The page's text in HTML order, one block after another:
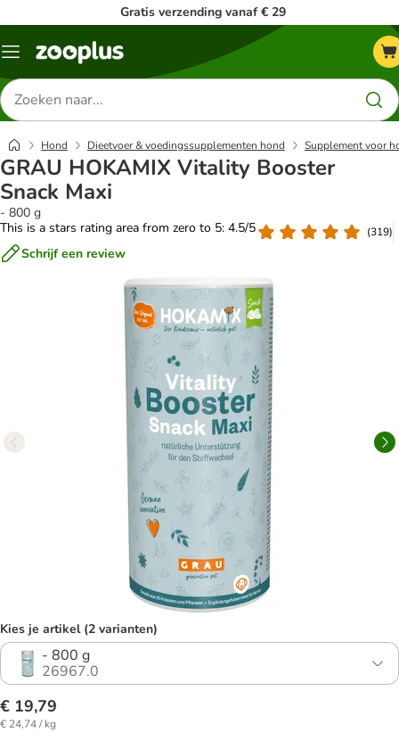
Gratis verzending vanaf € 29
Menu
Zoeken
naar
producten
Hond Dieetvoer & voedingssupplementen hond Supplement voor
GRAU HOKAMIX Vitality Booster
Snack Maxi
- 800 g
This is a stars rating area from zero to 5: 4.5/5
(319)
Schrijf een review
Kies je artikel (2 varianten)
- 800 g
26967.0
€ 19,79
€ 24,74 / kg